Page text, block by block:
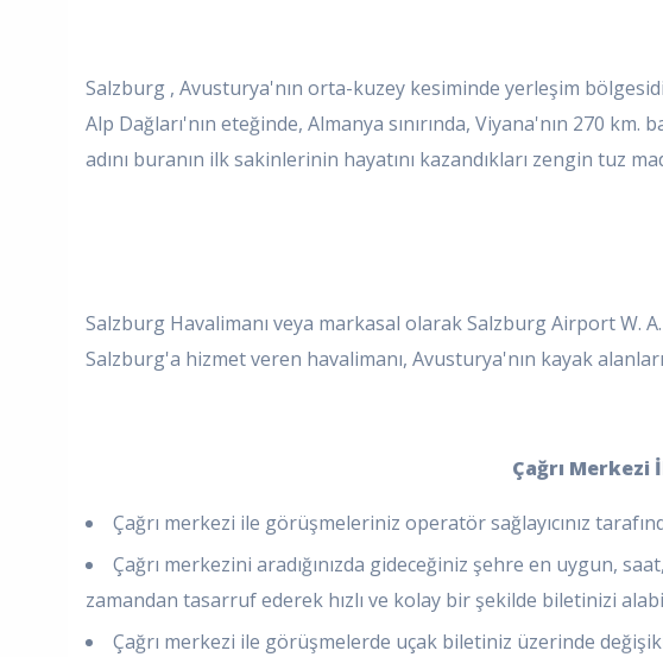
Salzburg , Avusturya'nın orta-kuzey kesiminde yerleşim
Alp Dağları'nın eteğinde, Almanya sınırında, Viyana'nın 270
adını buranın ilk sakinlerinin hayatını kazandıkları zengin tuz
Salzburg Havalimanı veya markasal olarak Salzburg Airport W.
Salzburg'a hizmet veren havalimanı, Avusturya'nın kayak
Çağrı
Çağrı merkezi ile görüşmeleriniz operatör sağlayıcınız
Çağrı merkezini aradığınızda gideceğiniz şehre en uygun,
zamandan tasarruf ederek hızlı ve kolay bir şekilde biletinizi
Çağrı merkezi ile görüşmelerde uçak biletiniz üzerinde